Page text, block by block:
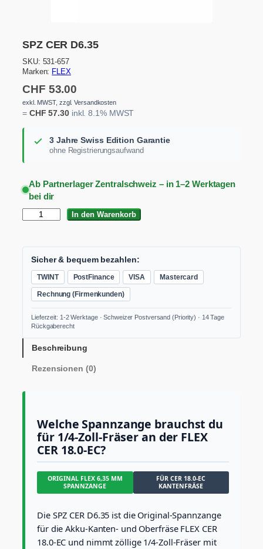
SPZ CER D6.35
CHF 53.00
exkl. MWST, zzgl. Versandkosten
= CHF 57.30inkl. 8.1% MWST
3 Jahre Swiss Edition Garantie
ohne Registrierungsaufwand
Ab Partnerlager Zentralschweiz – in 1–2 Werktagen
bei dir
n
In den Warenkorb
Sicher & bequem bezahlen:
TWINT PostFinance VISA Mastercard
Rechnung (Firmenkunden)
Lieferzeit: 1-2 Werktage · Schweizer Postversand (Priority) · 14 Tage
Rückgaberecht
SKU: 531-657
Marken: FLEX
Beschreibung
Rezensionen (0)
Welche Spannzange brauchst du
für 1/4-Zoll-Fräser an der FLEX
CER 18.0-EC?
ORIGINAL FLEX 6,35 MM
SPANNZANGE
FÜR CER 18.0-EC
KANTENFRÄSE
Die SPZ CER D6.35 ist die Original-Spannzange
für die Akku-Kanten- und Oberfräse FLEX CER
18.0-EC und nimmt zöllige 1/4-Zoll-Fräser mit